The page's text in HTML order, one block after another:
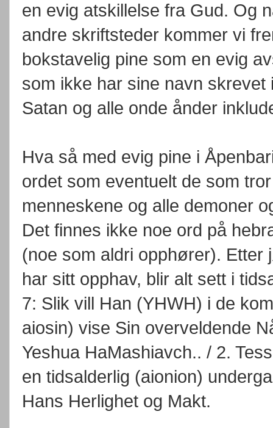
en evig atskillelse fra Gud. Og
andre skriftsteder kommer vi
bokstavelig pine som en evig
som ikke har sine navn
Satan og alle onde ånder
Hva så med evig pine i
ordet som eventuelt de som
menneskene og alle demoner
Det finnes ikke noe ord på
(noe som aldri opphører).
har sitt opphav, blir alt sett i
7: Slik vill Han (YHWH) i de
aiosin) vise Sin overveldende
Yeshua HaMashiavch.. / 2.
en tidsalderlig (aionion)
Hans Herlighet og Makt.